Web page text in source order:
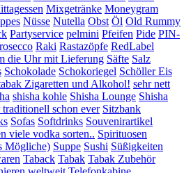
Mixgetränke Moneygram
Nüsse Nutella Obst Öl Old Rummy
Partyservice pelmini Pfeifen Pide PIN-
Raki Rastazöpfe RedLabel
die Uhr mit Lieferung Säfte Salz
Schokolade Schokoriegel Schöller Eis
Zigaretten und Alkohol! sehr nett
shisha kohle Shisha Lounge Shisha
schon ever Sitzbank
Sofas Softdrinks Souvenirartikel
viele vodka sorten.. Spirituosen
Mögliche) Suppe Sushi Süßigkeiten
Taback Tabak Tabak Zubehör